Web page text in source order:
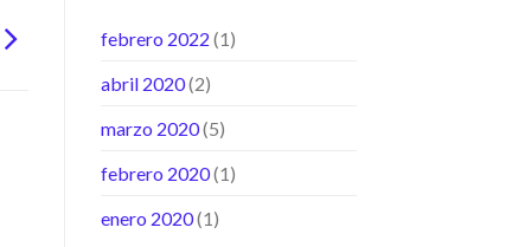
febrero 2022 (1)
abril 2020(2)
marzo 2020(5)
febrero 2020(1)
enero 2020(1)